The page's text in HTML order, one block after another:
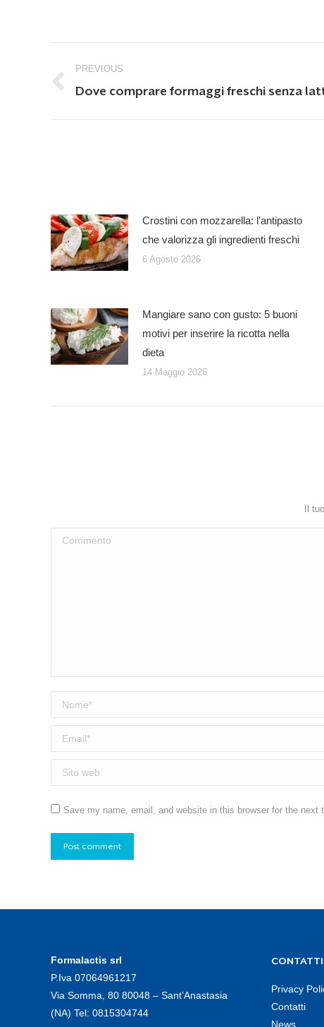
navigation
PREVIOUS
Previous
Dove comprare formaggi freschi senza
Crostini con mozzarella: l’antipasto
che valorizza gli ingredienti freschi
6 Agosto 2026
Mangiare sano con gusto: 5 buoni
motivi per inserire la ricotta nella
dieta
14 Maggio 2026
Il
Commento
Nome *
Email *
Sito web
Save my name, email, and website in this browser for the next
Post comment
Formalactis srl
P.Iva 07064961217
Via Somma, 80 80048 – Sant’Anastasia
(NA) Tel: 0815304744
CONTATTI
Privacy
Contatti
News